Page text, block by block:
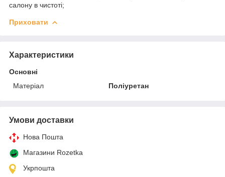
салону в чистоті;
Приховати
Характеристики
Основні
Матеріал
Поліуретан
Умови доставки
Нова Пошта
Магазини Rozetka
Укрпошта